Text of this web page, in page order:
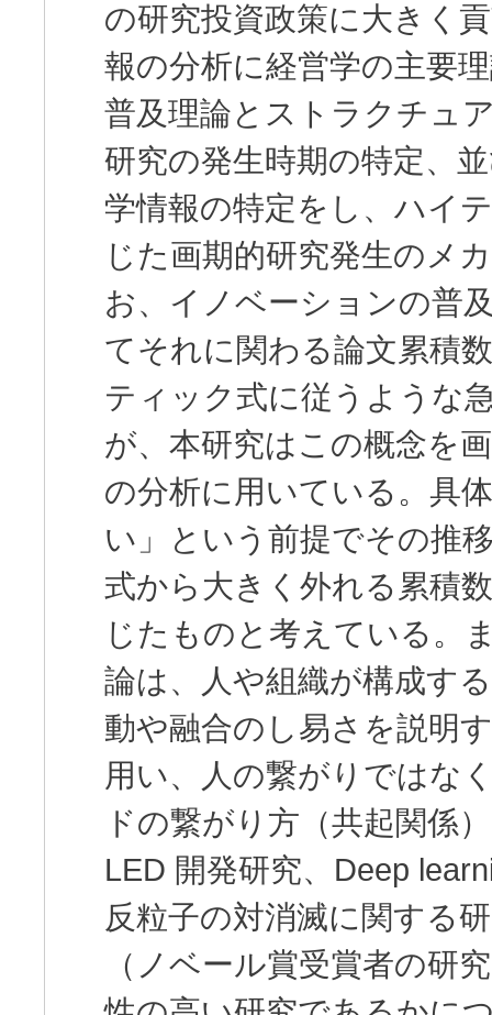
の研究投資政策に大きく
報の分析に経営学の主要
普及理論とストラクチュ
研究の発生時期の特定、
学情報の特定をし、ハイ
じた画期的研究発生のメ
お、イノベーションの普
てそれに関わる論文累積
ティック式に従うような
が、本研究はこの概念を
の分析に用いている。具
い」という前提でその推
式から大きく外れる累積
じたものと考えている。
論は、人や組織が構成す
動や融合のし易さを説明
用い、人の繋がりではな
ドの繋がり方（共起関係
LED 開発研究、Deep
反粒子の対消滅に関する
（ノベール賞受賞者の研